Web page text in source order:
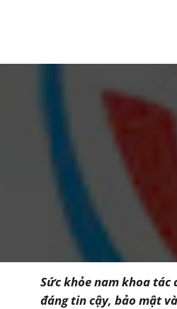
Sức khỏe nam khoa
đáng tin cậy, bảo mật